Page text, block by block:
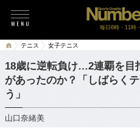
毎日6時・11時
テニス 女子テニス
18歳に逆転負け…2連覇を目
があったのか？「しばらく
う」
山口奈緒美